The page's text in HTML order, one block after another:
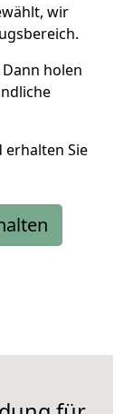
wir
Dann holen
erhalten Sie